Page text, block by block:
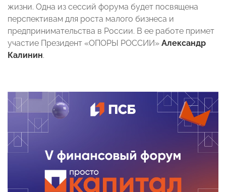
жизни. Одна из сессий форума будет посвящена
перспективам для роста малого бизнеса и
предпринимательства в России. В ее работе примет
участие Президент «ОПОРЫ РОССИИ» Александр
Калинин.